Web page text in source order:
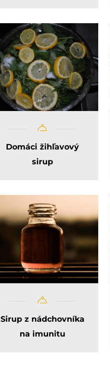
Domáci žihľavový
sirup
Sirup z nádchovníka
na imunitu